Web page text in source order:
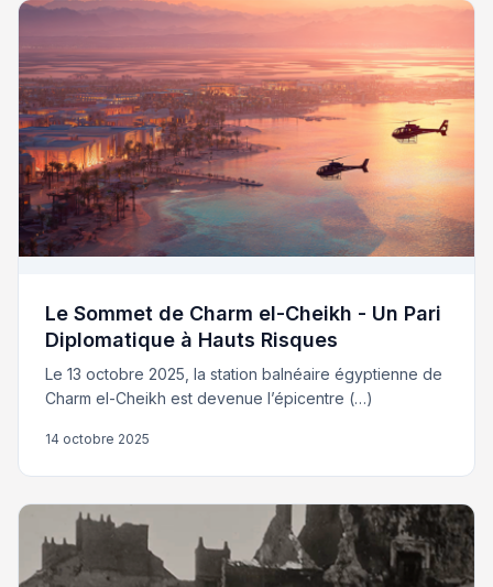
Le Sommet de Charm el-Cheikh - Un Pari
Diplomatique à Hauts Risques
Le 13 octobre 2025, la station balnéaire égyptienne de
Charm el-Cheikh est devenue l’épicentre (…)
14 octobre 2025